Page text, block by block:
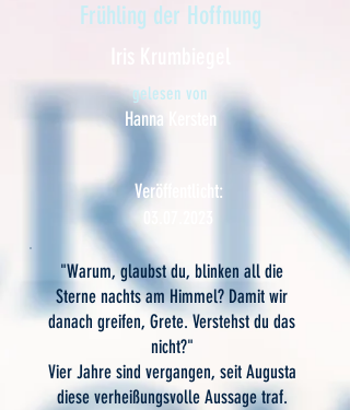
Frühling der Hoffnung
gelesen von
Hanna Kersten
Veröffentlicht:
"Warum, glaubst du, blinken all die
Sterne nachts am Himmel? Damit wir
danach greifen, Grete. Verstehst du das
nicht?"
Vier Jahre sind vergangen, seit Augusta
diese verheißungsvolle Aussage traf.